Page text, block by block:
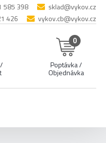
585 398
sklad@vykov.cz
426 vykov.cb@vykov.cz
0
Poptávka /
Objednávka